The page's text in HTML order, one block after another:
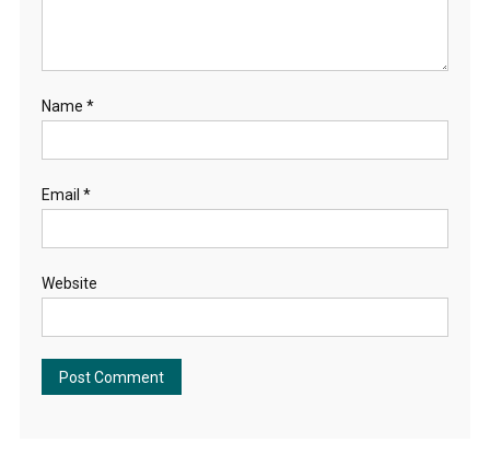
Name *
Email *
Website